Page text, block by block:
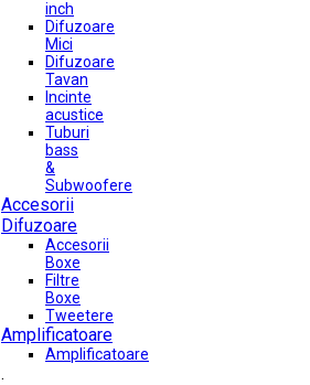
inch
Difuzoare
Mici
Difuzoare
Tavan
Incinte
acustice
Tuburi
bass
&
Subwoofere
Accesorii
Difuzoare
Accesorii
Boxe
Filtre
Boxe
Tweetere
Amplificatoare
Amplificatoare
.